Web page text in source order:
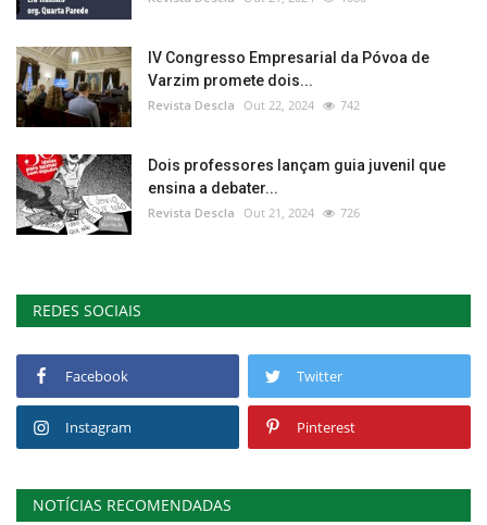
IV Congresso Empresarial da Póvoa de
Varzim promete dois...
Revista Descla Out 22, 2024 742
Dois professores lançam guia juvenil que
ensina a debater...
Revista Descla Out 21, 2024 726
REDES SOCIAIS
Facebook Twitter
Instagram Pinterest
NOTÍCIAS RECOMENDADAS